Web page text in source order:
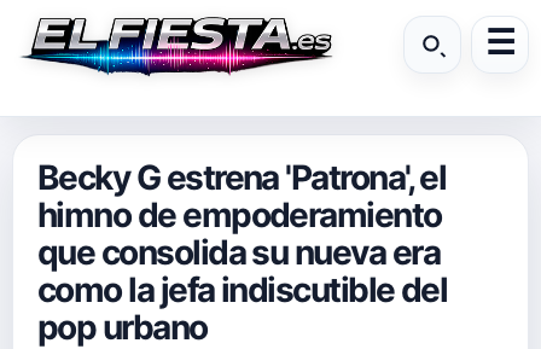
Becky G estrena 'Patrona', el
himno de empoderamiento
que consolida su nueva era
como la jefa indiscutible del
pop urbano